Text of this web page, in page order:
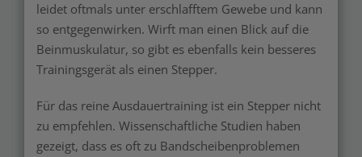
leidet oftmals unter erschlafftem Gewebe und kann
so entgegenwirken. Wirft man einen Blick auf die
Beinmuskulatur, so gibt es ebenfalls kein besseres
Trainingsgerät als einen Stepper.
Für das reine Ausdauertraining ist ein Stepper nicht
zu empfehlen. Wissenschaftliche Studien haben
gezeigt, dass es oft zu Bandscheibenproblemen